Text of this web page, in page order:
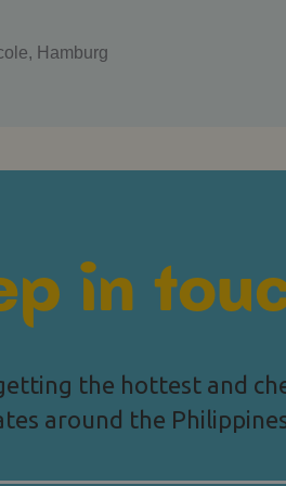
Hamburg
in
the hottest and
around the